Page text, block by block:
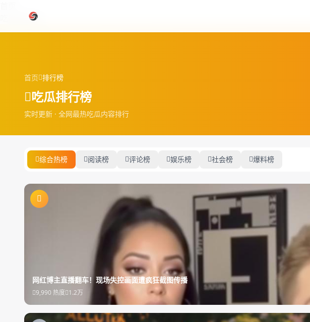
吃瓜排行榜
首页 排行榜
吃瓜排行榜
实时更新 · 全网最热吃瓜内容排行
综合热榜 阅读榜 评论榜 娱乐榜 社会榜 爆料榜
网红博主直播翻车！现场失控画面遭疯狂截图传播
9,990 热度 1.2万